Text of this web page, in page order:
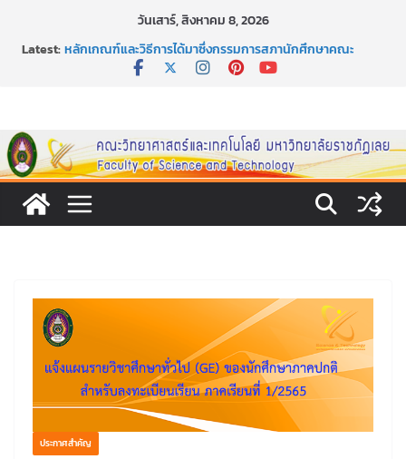
วันเสาร์, สิงหาคม 8, 2026
Latest:หลักเกณฑ์และวิธีการได้มาซึ่งกรรมการสภานักศึกษาคณะ
วิทยาศาสตร์และเทคโนโลยี ภาคปกติ ประจำปีการศึกษา 2569
เหล้า” ประจำปี พ.ศ. 2569
ประกาศสัปดาห์วิทยาศาสตร์แห่งชาติ ประจำปี 2569
กิจกรรมการให้บริการคำปรึกษาและการมีส่วนร่วมในการดำเนิน
งานของคณะวิทยาศาสตร์และเทคโนโลยี
ประกาศสำคัญ